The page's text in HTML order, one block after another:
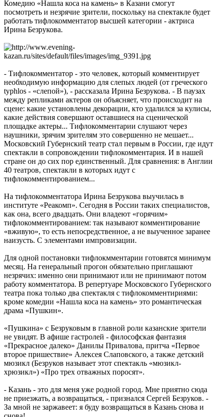
Комедию «Нашла коса на камень» в Казани смогут
посмотреть и незрячие зрители, поскольку на спектакле будет
работать тифлокомментатор высшей категории - актриса
Ирина Безрукова.
- Тифлокомментатор - это человек, который комментирует
необходимую информацию для слепых людей (от греческого
typhlos - «слепой»), - рассказала Ирина Безрукова. - В паузах
между репликами актеров он объясняет, что происходит на
сцене: какие установлены декорации, кто удалился за кулисы,
какие действия совершают оставшиеся на сценической
площадке актеры... Тифлокомментарии слушают через
наушники, зрячим зрителям это совершенно не мешает...
Московский Губернский театр стал первым в России, где идут
спектакли в сопровождении тифлокомментария. И в нашей
стране он до сих пор единственный. Для сравнения: в Англии
40 театров, спектакли в которых идут с
тифлокомментированием...
На тифлокомментатора Ирина Безрукова выучилась в
институте «Реакомп». Сегодня в России таких специалистов,
как она, всего двадцать. Они владеют «горячим»
тифлокомментированием: так называют комментирование
«вживую», то есть непосредственное, а не выученное заранее
наизусть. С элементами импровизации.
Для одной постановки тифлокмментарии готовятся минимум
месяц. На генеральный прогон обязательно приглашают
незрячих: именно они принимают или не принимают потом
работу комментатора. В репертуаре Московского Губернского
театра пока только два спектакля с тифлокомментириями:
кроме комедии «Нашла коса на камень» это романтическая
драма «Пушкин».
«Пушкина» с Безруковым в главной роли казанские зрители
не увидят. В афише гастролей - философская фантазия
«Прекрасное далеко» Данилы Привалова, притча «Первое
второе пришествие» Алексея Слаповского, а также детский
мюзикл (Безруков называет этот спектакль «мюзикл-
хрюзикл») «Про трех отважных поросят».
- Казань - это для меня уже родной город. Мне приятно сюда
не приезжать, а возвращаться, - признался Сергей Безруков. -
За мной не заржавеет: я буду возвращаться в Казань снова и